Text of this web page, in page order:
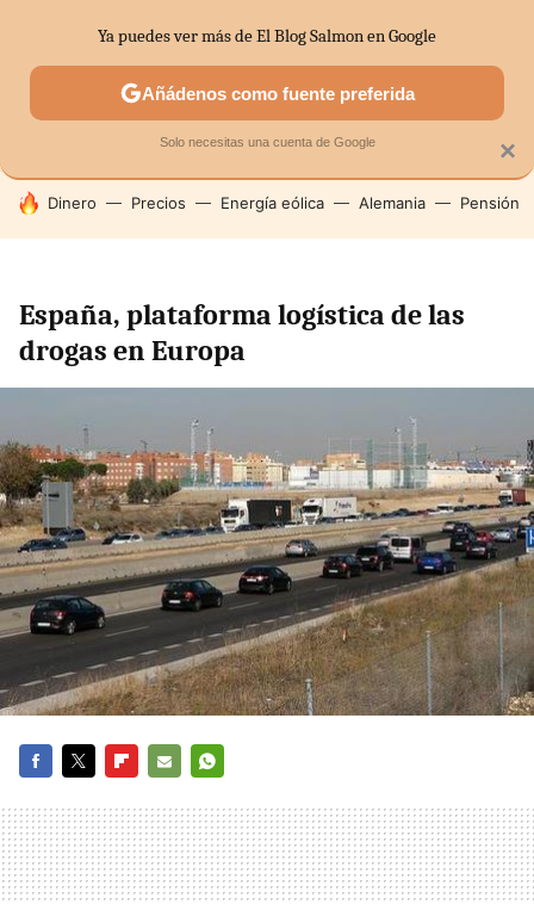
SECTORES ECONOMÍA DOMÉSTICA MERCADOS
HOY SE HABLA DE
Dinero Precios Energía eólica Alemania Pensión
España, plataforma logística de las
drogas en Europa
MAIL
×
Ya puedes ver más de El Blog Salmon en Google
Añádenos como fuente preferida
Solo necesitas una cuenta de Google